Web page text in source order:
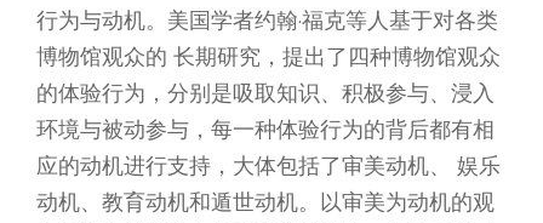
行为与动机。美国学者约翰·福克等人基于对各类
博物馆观众的 长期研究，提出了四种博物馆观众
的体验行为，分别是吸取知识、积极参与、浸入
环境与被动参与，每一种体验行为的背后都有相
应的动机进行支持，大体包括了审美动机、 娱乐
动机、教育动机和遁世动机。以审美为动机的观